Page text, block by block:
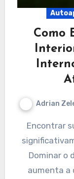
Como
Adrian
Encontrar sua força interior pode melhorar
Dominar o
aumenta a